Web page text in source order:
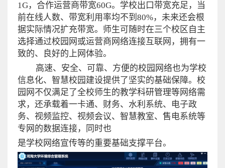
1G，合作运营商带宽60G。学校出口带宽充足，当
前在线人数、带宽利用率均不到 80%，未来还会根
据实际情况扩充带宽。师生可随时在三个校区自主
选择通过校园网或运营商网络连接互联网，拥有一
致的、良好的上网体验。
高速、安全、可靠、方便的校园网络也为学校
信息化、智慧校园建设提供了坚实的基础保障。校
园网不仅满足了全校师生的教学科研管理等网络需
求，还承载着一卡通、财务、水利系统、电子政
务、视频监控、视频会议、智慧教室、售电系统等
专网的数据连接，同时也
是学校网络宣传等的重要基础支撑平台。